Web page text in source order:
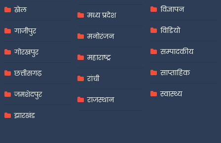
खेल
गाजीपुर
गोरखपुर
छत्तीसगढ़
जमशेदपुर
झारखंड
मध्य प्रदेश
मनोरंजन
महाराष्ट्र
रांची
राजस्थान
विज्ञापन
विडियो
सम्पादकीय
साप्ताहिक
स्वास्थ्य